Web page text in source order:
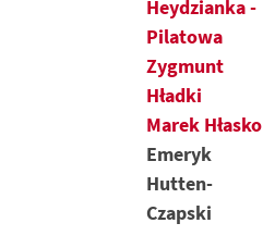
Heydzianka -
Pilatowa
Zygmunt
Hładki
Marek Hłasko
Emeryk
Hutten-
Czapski